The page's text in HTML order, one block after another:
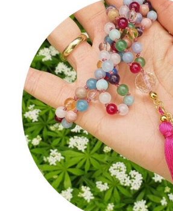
knüpfen:
Video-
Anleitung
und
Wissens-
Blog